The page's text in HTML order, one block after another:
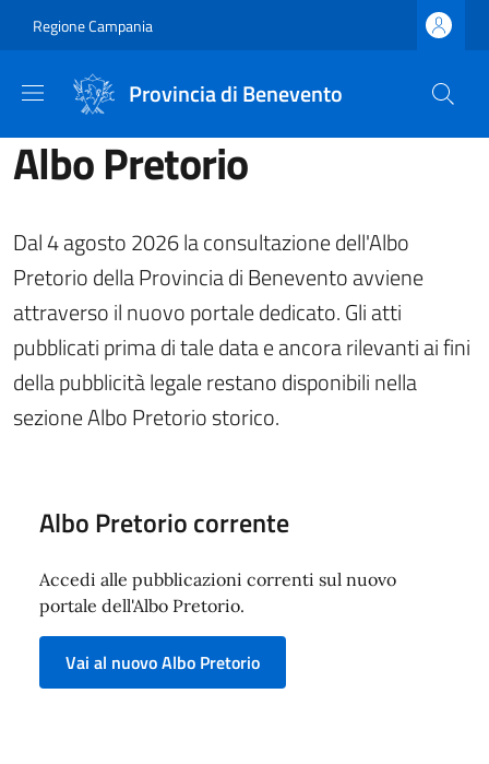
Regione Campania
Provincia di Benevento
Albo Pretorio
Dal 4 agosto 2026 la consultazione dell'Albo
Pretorio della Provincia di Benevento avviene
attraverso il nuovo portale dedicato. Gli atti
pubblicati prima di tale data e ancora rilevanti ai fini
della pubblicità legale restano disponibili nella
sezione Albo Pretorio storico.
Albo Pretorio corrente
Accedi alle pubblicazioni correnti sul nuovo
portale dell'Albo Pretorio.
Vai al nuovo Albo Pretorio